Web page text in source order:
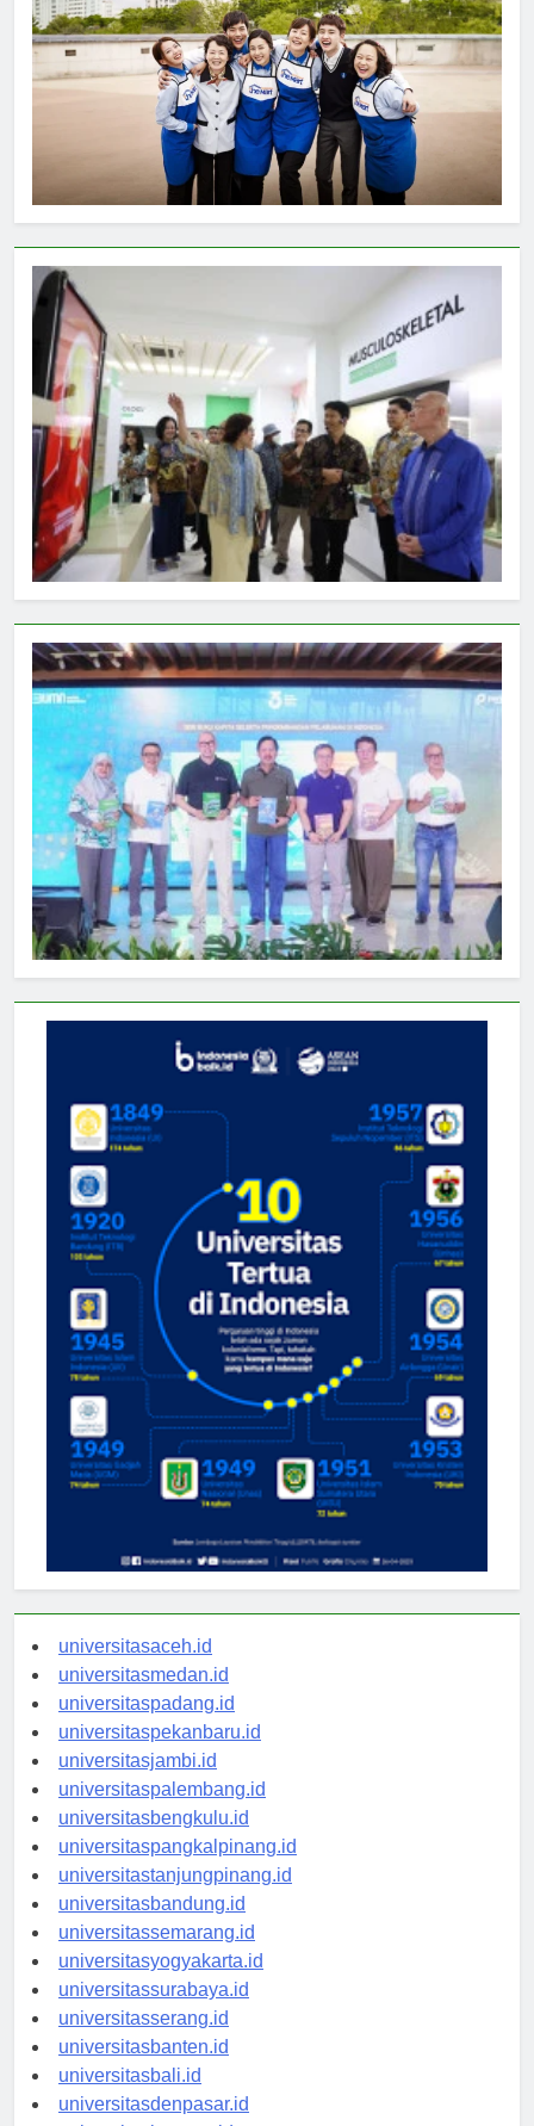
universitasaceh.id
universitasmedan.id
universitaspadang.id
universitaspekanbaru.id
universitasjambi.id
universitaspalembang.id
universitasbengkulu.id
universitaspangkalpinang.id
universitastanjungpinang.id
universitasbandung.id
universitassemarang.id
universitasyogyakarta.id
universitassurabaya.id
universitasserang.id
universitasbanten.id
universitasbali.id